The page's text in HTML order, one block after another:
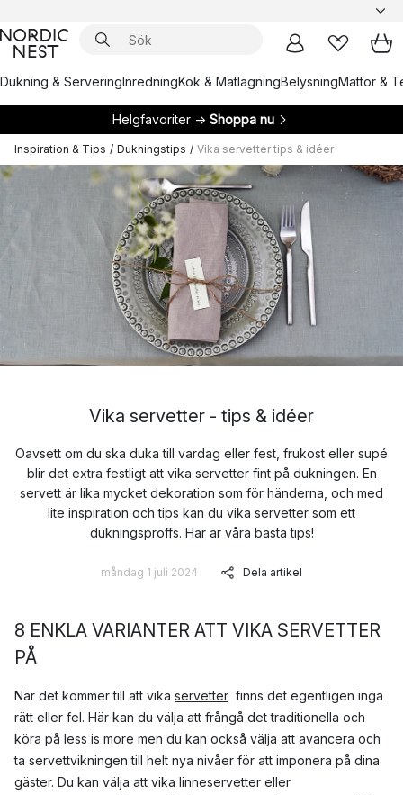
Dukning & ServeringInredningKök & MatlagningBelysningMattor &
Helgfavoriter → Shoppa nu
Inspiration & Tips / Dukningstips / Vika servetter tips & idéer
Vika servetter - tips & idéer
Oavsett om du ska duka till vardag eller fest, frukost eller supé
blir det extra festligt att vika servetter fint på dukningen. En
servett är lika mycket dekoration som för händerna, och med
lite inspiration och tips kan du vika servetter som ett
dukningsproffs. Här är våra bästa tips!
måndag 1 juli 2024 Dela artikel
8 ENKLA VARIANTER ATT VIKA SERVETTER
PÅ
När det kommer till att vika servetter finns det egentligen inga
rätt eller fel. Här kan du välja att frångå det traditionella och
köra på less is more men du kan också välja att avancera och
ta servettvikningen till helt nya nivåer för att imponera på dina
gäster. Du kan välja att vika linneservetter eller